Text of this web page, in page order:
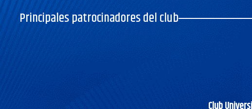
Principales patrocinadores del club